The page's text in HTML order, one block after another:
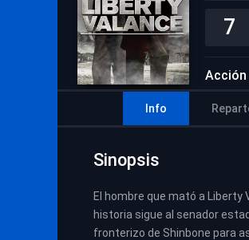
7
Acción
Info
Sinopsis
El hombre que mató a Liberty
historia sigue al senador
fronterizo de Shinbone para